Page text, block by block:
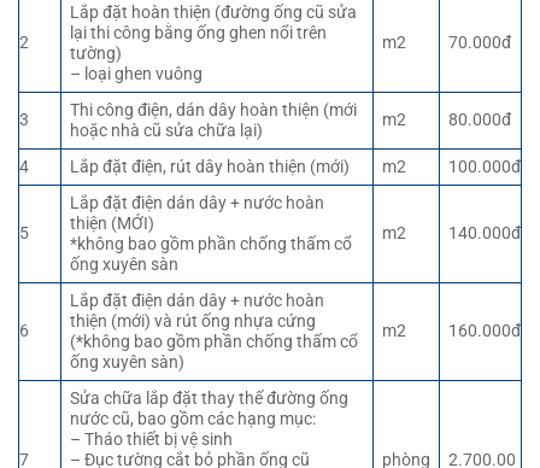
2
Lắp đặt hoàn thiện (đường ống cũ sửa
lại thi công bằng ống ghen nổi trên
tường)
– loại ghen vuông
m2 70.000đ
3
Thi công điện, dán dây hoàn thiện (mới
hoặc nhà cũ sửa chữa lại)
m2 80.000đ
4 Lắp đặt điện, rút dây hoàn thiện (mới) m2 100.000đ
5
Lắp đặt điện dán dây + nước hoàn
thiện (MỚI)
*không bao gồm phần chống thấm cổ
ống xuyên sàn
m2 140.000đ
6
Lắp đặt điện dán dây + nước hoàn
thiện (mới) và rút ống nhựa cứng
(*không bao gồm phần chống thấm cổ
ống xuyên sàn)
m2 160.000đ
7
Sửa chữa lắp đặt thay thế đường ống
nước cũ, bao gồm các hạng mục:
– Tháo thiết bị vệ sinh
– Đục tường cắt bỏ phần ống cũ
phòng 2.700.00